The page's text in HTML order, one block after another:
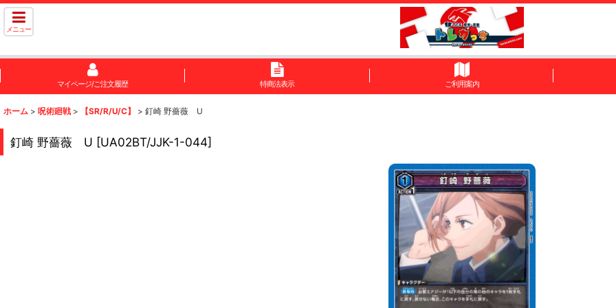
メニュー
マイページ/ご注文履歴 特商法表示 ご利用案内
ホーム > 呪術廻戦 > 【SR/R/U/C】 > 釘崎 野薔薇 U
釘崎 野薔薇 U [UA02BT/JJK-1-044]